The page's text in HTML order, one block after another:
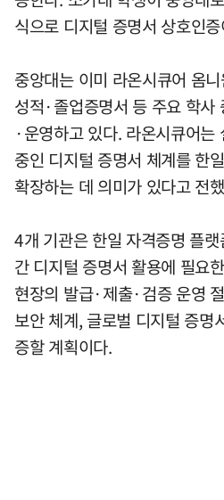
식으로 디지털 증명서 상호인
중앙대는 이미 라온시큐어 옴
성적·졸업증명서 등 주요 학사
·운영하고 있다. 라온시큐어는
중인 디지털 증명서 체계를 한
확장하는 데 의미가 있다고 전
4개 기관은 한일 자격증명 플
간 디지털 증명서 활용에 필요
현장의 발급·제출·검증 운영
보안 체계, 글로벌 디지털 증명
증할 계획이다.